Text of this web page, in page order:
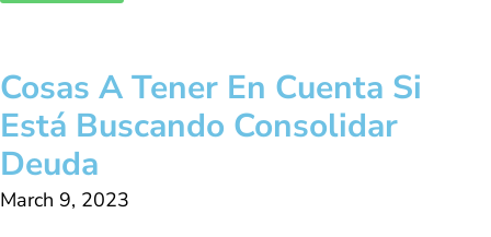
Cosas A Tener En Cuenta Si
Está Buscando Consolidar
Deuda
March 9, 2023